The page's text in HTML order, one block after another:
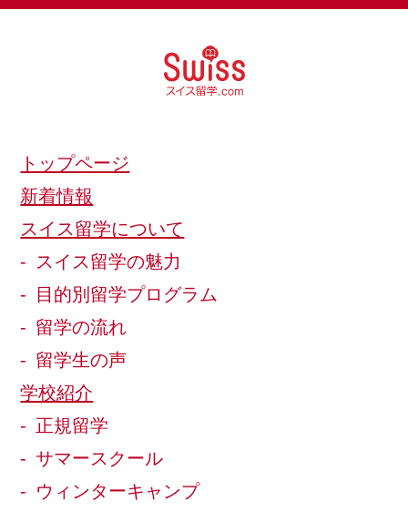
トップページ
新着情報
スイス留学について
スイス留学の魅力
目的別留学プログラム
留学の流れ
留学生の声
学校紹介
正規留学
サマースクール
ウィンターキャンプ